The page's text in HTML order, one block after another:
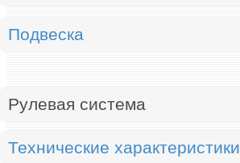
Подвеска
Рулевая система
Технические характеристики